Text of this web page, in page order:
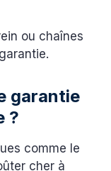
ou chaînes
garantie
?
comme le
cher à